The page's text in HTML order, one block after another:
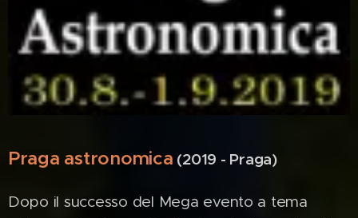
Praga astronomica (2019 - Praga)
Dopo il successo del Mega evento a tema